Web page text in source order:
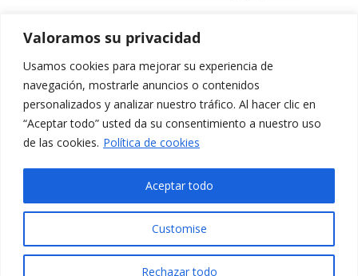
Valoramos su privacidad
Usamos cookies para mejorar su experiencia de
navegación, mostrarle anuncios o contenidos
personalizados y analizar nuestro tráfico. Al hacer clic en
“Aceptar todo” usted da su consentimiento a nuestro uso
de las cookies. Política de cookies
Customise
Rechazar todo
Aceptar todo
Contacta
amb
nosaltres
Edifici
Girona 1-3
Barcelona
www.cit.upc.edu
+34 93 405 44
03
Segueix-nos